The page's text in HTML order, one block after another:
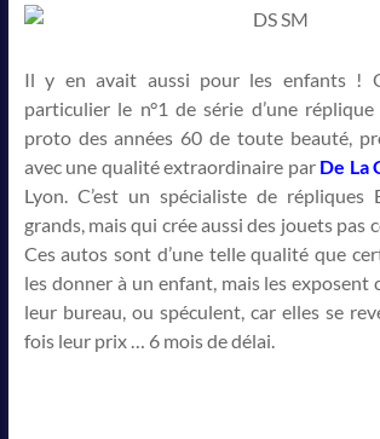
Il y en avait aussi pour les enfants !
particulier le n°1 de série d’une
proto des années 60 de toute beauté,
avec une qualité extraordinaire par De La
Lyon. C’est un spécialiste de
grands, mais qui crée aussi des jouets pas
Ces autos sont d’une telle qualité que
les donner à un enfant, mais les exposent
leur bureau, ou spéculent, car elles se
fois leur prix … 6 mois de délai.